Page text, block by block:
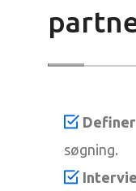
søgning.